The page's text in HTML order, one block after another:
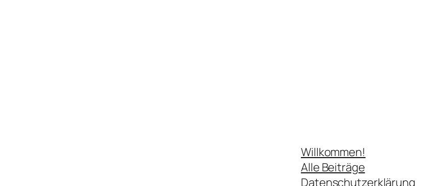
Willkommen!
Alle Beiträge
Datenschutzerklärung